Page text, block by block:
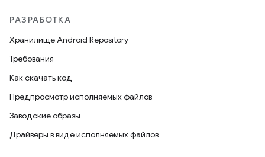
РАЗРАБОТКА
Хранилище Android Repository
Требования
Как скачать код
Предпросмотр исполняемых файлов
Заводские образы
Драйверы в виде исполняемых файлов